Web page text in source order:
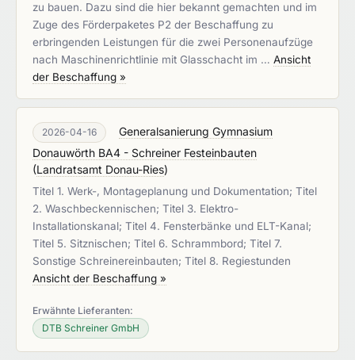
zu bauen. Dazu sind die hier bekannt gemachten und im
Zuge des Förderpaketes P2 der Beschaffung zu
erbringenden Leistungen für die zwei Personenaufzüge
nach Maschinenrichtlinie mit Glasschacht im … Ansicht
der Beschaffung »
2026-04-16
Generalsanierung Gymnasium
Donauwörth BA4 - Schreiner Festeinbauten
(Landratsamt Donau-Ries)
Titel 1. Werk-, Montageplanung und Dokumentation; Titel
2. Waschbeckennischen; Titel 3. Elektro-
Installationskanal; Titel 4. Fensterbänke und ELT-Kanal;
Titel 5. Sitznischen; Titel 6. Schrammbord; Titel 7.
Sonstige Schreinereinbauten; Titel 8. Regiestunden
Ansicht der Beschaffung »
Erwähnte Lieferanten:
DTB Schreiner GmbH